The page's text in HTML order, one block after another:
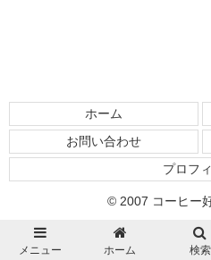
ホーム
お問い合わせ
プロフ
© 2007 コーヒー
メニュー ホーム 検索